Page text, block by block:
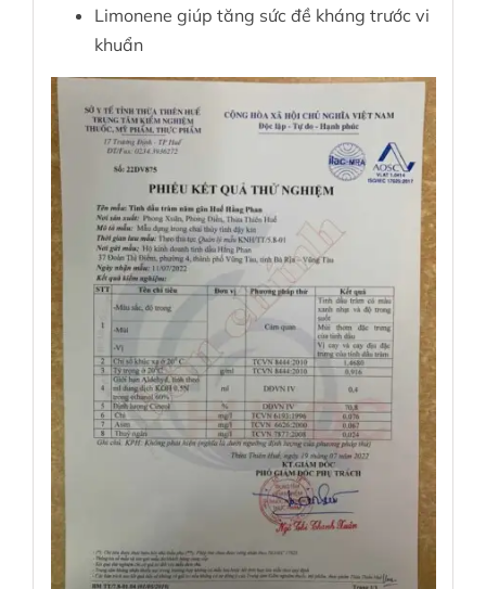
Limonene giúp tăng sức đề kháng trước vi
khuẩn